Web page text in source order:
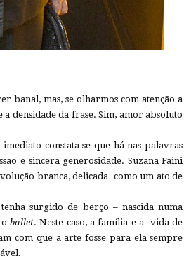
banal, mas, se olharmos com atenção a
densidade da frase. Sim, amor absoluto
constata-se que há nas palavras
e sincera generosidade. Suzana Faini
branca, delicada como um ato de
surgido de berço – nascida numa
ballet. Neste caso, a família e a vida de
com que a arte fosse para ela sempre